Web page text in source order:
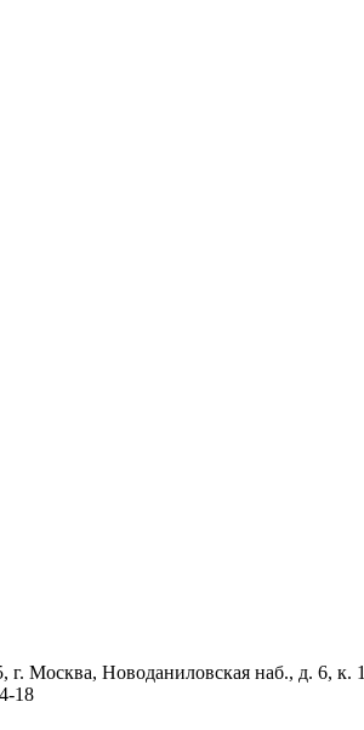
г. Москва, Новоданиловская наб., д. 6, к. 1
18